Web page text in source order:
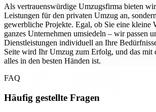
Als vertrauenswürdige Umzugsfirma bieten
Leistungen für den privaten Umzug an,
gewerbliche Projekte. Egal, ob Sie eine kleine
ganzes Unternehmen umsiedeln – wir passen
Dienstleistungen individuell an Ihre
Seite wird Ihr Umzug zum Erfolg, und das mit
alles in den besten Händen ist.
FAQ
Häufig gestellte Fragen